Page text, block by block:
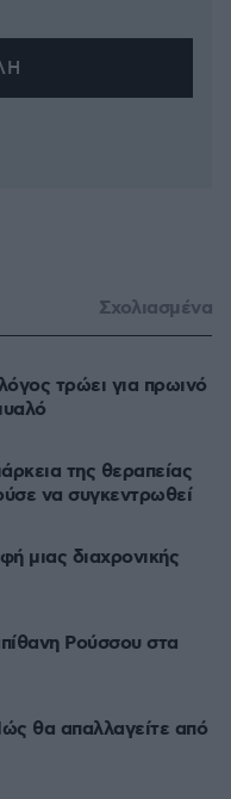
Σχολιασμένα
τρώει για πρωινό
της θεραπείας
να συγκεντρωθεί
μιας διαχρονικής
Ρούσσου στα
θα απαλλαγείτε από